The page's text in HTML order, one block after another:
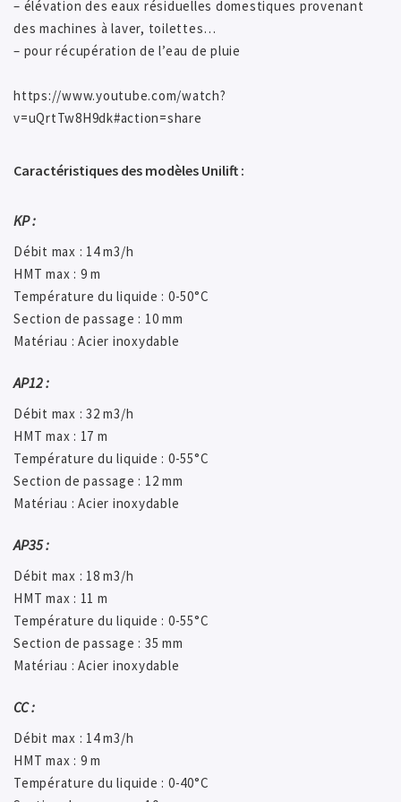
– élévation des eaux résiduelles domestiques provenant
des machines à laver, toilettes…
– pour récupération de l’eau de pluie
https://www.youtube.com/watch?
v=uQrtTw8H9dk#action=share
Caractéristiques des modèles Unilift :
KP :
Débit max : 14 m3/h
HMT max : 9 m
Température du liquide : 0-50°C
Section de passage : 10 mm
Matériau : Acier inoxydable
AP12 :
Débit max : 32 m3/h
HMT max : 17 m
Température du liquide : 0-55°C
Section de passage : 12 mm
Matériau : Acier inoxydable
AP35 :
Débit max : 18 m3/h
HMT max : 11 m
Température du liquide : 0-55°C
Section de passage : 35 mm
Matériau : Acier inoxydable
CC :
Débit max : 14 m3/h
HMT max : 9 m
Température du liquide : 0-40°C